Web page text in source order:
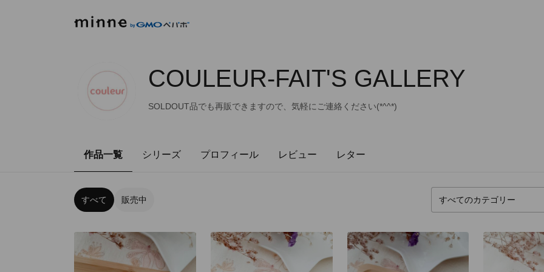
COULEUR-FAIT'S GALLERY
SOLDOUT品でも再販できますので、気軽にご連絡ください(*^^*)
作品一覧 シリーズ プロフィール レビュー レター
すべて 販売中